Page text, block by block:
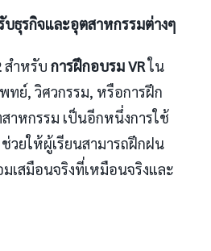
บธุรกิจและอุตสาหกรรมต่างๆ
สำหรับ การฝึกอบรม VRใน
ทย์, วิศวกรรม, หรือการฝึก
าหกรรม เป็นอีกหนึ่งการใช้
วยให้ผู้เรียนสามารถฝึกฝน
เสมือนจริงที่เหมือนจริงและ